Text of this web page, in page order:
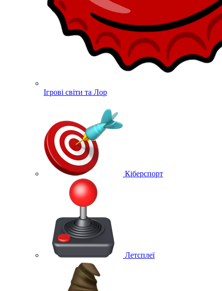
Ігрові світи та Лор
Кіберспорт
Летсплеї